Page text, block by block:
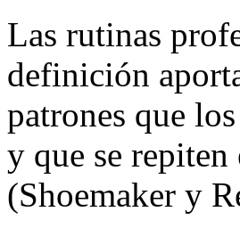
Las rutinas
definición
patrones que
y que se repiten
(Shoemaker y